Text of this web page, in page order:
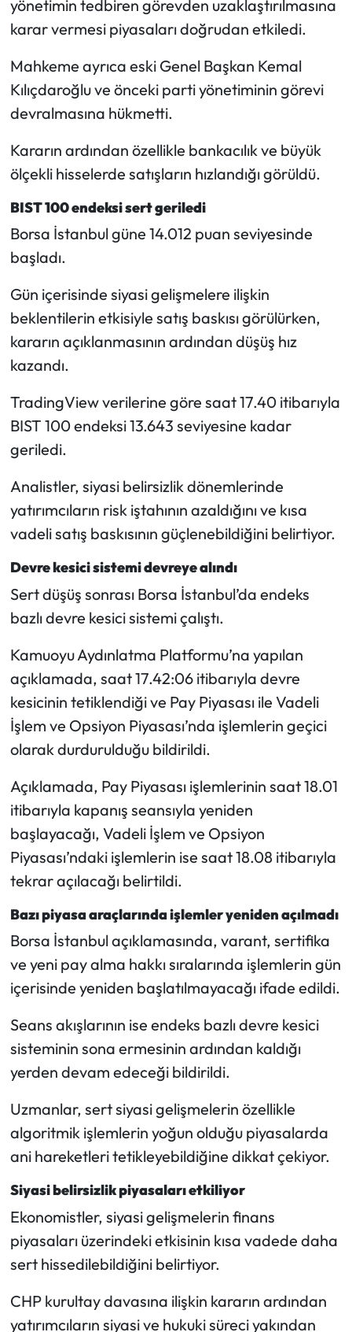
yönetimin tedbiren görevden uzaklaştırılmasına
karar vermesi piyasaları doğrudan etkiledi.
Mahkeme ayrıca eski Genel Başkan Kemal
Kılıçdaroğlu ve önceki parti yönetiminin görevi
devralmasına hükmetti.
Kararın ardından özellikle bankacılık ve büyük
ölçekli hisselerde satışların hızlandığı görüldü.
BIST 100 endeksi sert geriledi
Borsa İstanbul güne 14.012 puan seviyesinde
başladı.
Gün içerisinde siyasi gelişmelere ilişkin
beklentilerin etkisiyle satış baskısı görülürken,
kararın açıklanmasının ardından düşüş hız
kazandı.
TradingView verilerine göre saat 17.40 itibarıyla
BIST 100 endeksi 13.643 seviyesine kadar
geriledi.
Analistler, siyasi belirsizlik dönemlerinde
yatırımcıların risk iştahının azaldığını ve kısa
vadeli satış baskısının güçlenebildiğini belirtiyor.
Devre kesici sistemi devreye alındı
Sert düşüş sonrası Borsa İstanbul’da endeks
bazlı devre kesici sistemi çalıştı.
Kamuoyu Aydınlatma Platformu’na yapılan
açıklamada, saat 17.42:06 itibarıyla devre
kesicinin tetiklendiği ve Pay Piyasası ile Vadeli
İşlem ve Opsiyon Piyasası’nda işlemlerin geçici
olarak durdurulduğu bildirildi.
Açıklamada, Pay Piyasası işlemlerinin saat 18.01
itibarıyla kapanış seansıyla yeniden
başlayacağı, Vadeli İşlem ve Opsiyon
Piyasası’ndaki işlemlerin ise saat 18.08 itibarıyla
tekrar açılacağı belirtildi.
Bazı piyasa araçlarında işlemler yeniden açılmadı
Borsa İstanbul açıklamasında, varant, sertifika
ve yeni pay alma hakkı sıralarında işlemlerin gün
içerisinde yeniden başlatılmayacağı ifade edildi.
Seans akışlarının ise endeks bazlı devre kesici
sisteminin sona ermesinin ardından kaldığı
yerden devam edeceği bildirildi.
Uzmanlar, sert siyasi gelişmelerin özellikle
algoritmik işlemlerin yoğun olduğu piyasalarda
ani hareketleri tetikleyebildiğine dikkat çekiyor.
Siyasi belirsizlik piyasaları etkiliyor
Ekonomistler, siyasi gelişmelerin finans
piyasaları üzerindeki etkisinin kısa vadede daha
sert hissedilebildiğini belirtiyor.
CHP kurultay davasına ilişkin kararın ardından
yatırımcıların siyasi ve hukuki süreci yakından
Sungurlu Haberleri
Uğurludağ Haberleri
Yayla Haber
Yemek Tarifleri
Yerel Haberler